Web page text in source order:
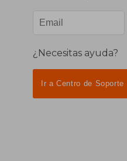
¿Necesitas ayuda?
Ir a Centro de Soporte